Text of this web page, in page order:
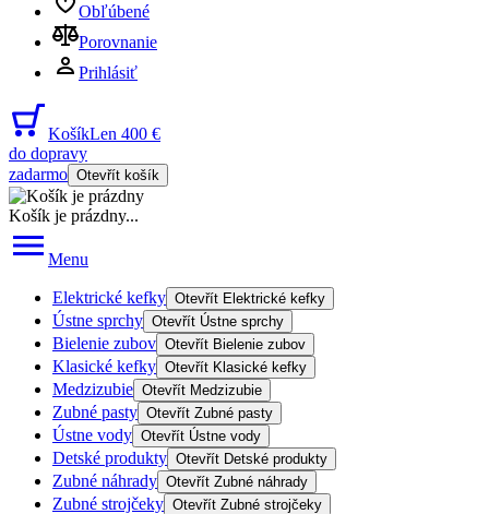
Obľúbené
Porovnanie
Prihlásiť
KošíkLen 400 €
do dopravy
zadarmo Otevřít košík
Košík je prázdny...
Menu
Elektrické kefky Otevřít Elektrické kefky
Ústne sprchy Otevřít Ústne sprchy
Bielenie zubov Otevřít Bielenie zubov
Klasické kefky Otevřít Klasické kefky
Medzizubie Otevřít Medzizubie
Zubné pasty Otevřít Zubné pasty
Ústne vody Otevřít Ústne vody
Detské produkty Otevřít Detské produkty
Zubné náhrady Otevřít Zubné náhrady
Zubné strojčeky Otevřít Zubné strojčeky